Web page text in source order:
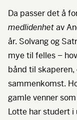
Da passer det å
medlidenhetav
år. Solvang og
mye til felles –
bånd til skaperen,
sammenkomst.
gamle venner
Lotte har studert